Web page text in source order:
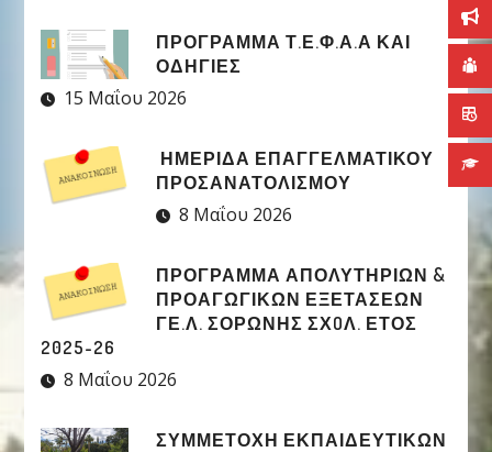
ΠΡΟΓΡΑΜΜΑ Τ.Ε.Φ.Α.Α ΚΑΙ
ΟΔΗΓΙΕΣ
15 Μαΐου 2026
ΗΜΕΡΙΔΑ ΕΠΑΓΓΕΛΜΑΤΙΚΟΥ
ΠΡΟΣΑΝΑΤΟΛΙΣΜΟΥ
8 Μαΐου 2026
ΠΡΟΓΡΑΜΜΑ ΑΠΟΛΥΤΗΡΙΩΝ &
ΠΡΟΑΓΩΓΙΚΩΝ ΕΞΕΤΑΣΕΩΝ
ΓΕ.Λ. ΣΟΡΩΝΗΣ ΣΧOΛ. ΕΤΟΣ
2025-26
8 Μαΐου 2026
ΣΥΜΜΕΤΟΧΉ ΕΚΠΑΙΔΕΥΤΙΚΏΝ